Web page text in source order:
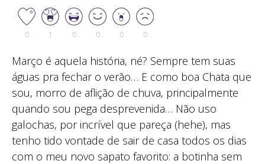
0 1 0 0 0 0
Março é aquela história, né? Sempre tem suas
águas pra fechar o verão… E como boa Chata que
sou, morro de aflição de chuva, principalmente
quando sou pega desprevenida… Não uso
galochas, por incrível que pareça (hehe), mas
tenho tido vontade de sair de casa todos os dias
com o meu novo sapato favorito: a botinha sem